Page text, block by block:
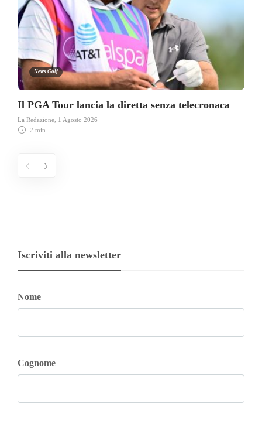
News Golf
Il PGA Tour lancia la diretta senza telecronaca
La Redazione 1 Agosto 2026
2 min
Iscriviti alla newsletter
Nome
Cognome